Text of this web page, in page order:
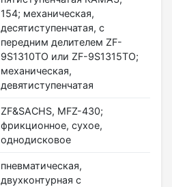
154; механическая,
десятиступенчатая, с
передним делителем ZF-
9S1310TO или ZF-9S1315TO;
механическая,
девятиступенчатая
ZF&SACHS, MFZ-430;
фрикционное, сухое,
однодисковое
пневматическая,
двухконтурная с